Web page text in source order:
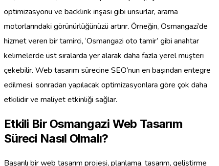
optimizasyonu ve backlink inşası gibi unsurlar, arama
motorlarındaki görünürlüğünüzü artırır. Örneğin, Osmangazi’de
hizmet veren bir tamirci, ‘Osmangazi oto tamir’ gibi anahtar
kelimelerde üst sıralarda yer alarak daha fazla yerel müşteri
çekebilir. Web tasarım sürecine SEO’nun en başından entegre
edilmesi, sonradan yapılacak optimizasyonlara göre çok daha
etkilidir ve maliyet etkinliği sağlar.
Etkili Bir Osmangazi Web Tasarım
Süreci Nasıl Olmalı?
Başarılı bir web tasarım projesi, planlama, tasarım, geliştirme